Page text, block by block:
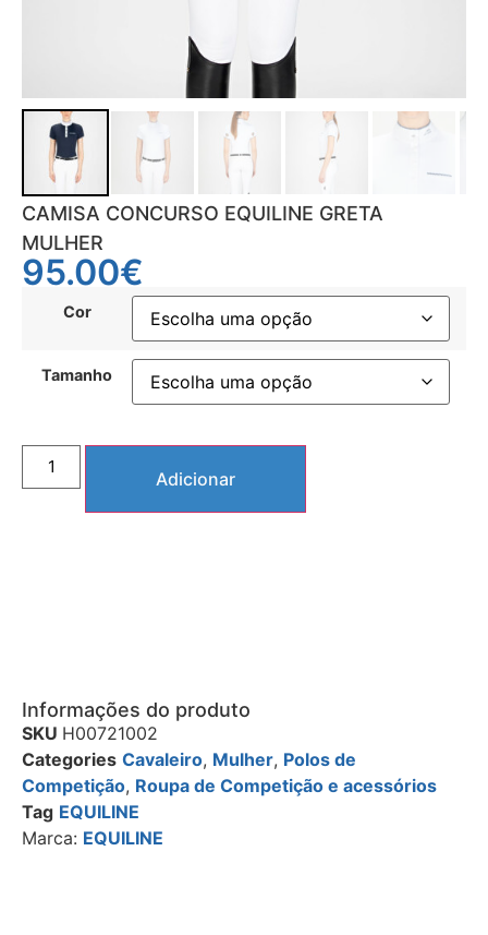
CAMISA CONCURSO EQUILINE GRETA
MULHER
95.00€
Cor
Tamanho
Adicionar
Informações do produto
SKU H00721002
Categories Cavaleiro, Mulher, Polos de
Competição, Roupa de Competição e acessórios
Tag EQUILINE
Marca: EQUILINE